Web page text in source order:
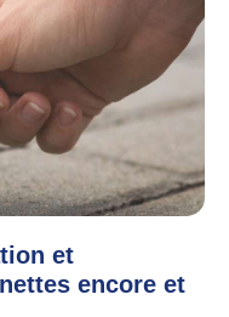
et
encore et